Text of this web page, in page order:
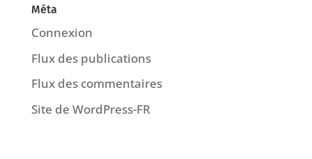
Méta
Connexion
Flux des publications
Flux des commentaires
Site de WordPress-FR